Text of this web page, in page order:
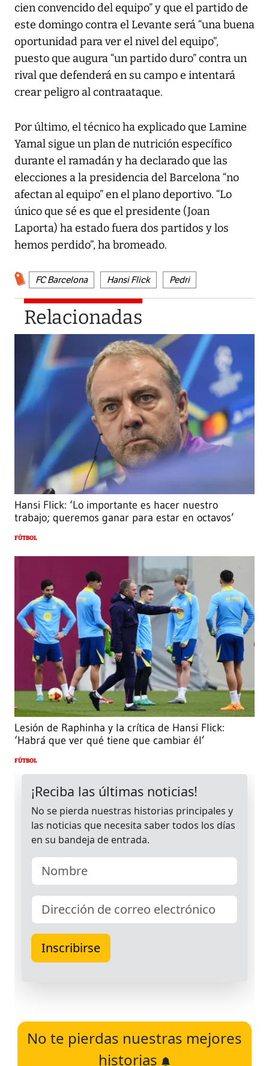
cien convencido del equipo” y que el partido de
este domingo contra el Levante será “una buena
oportunidad para ver el nivel del equipo”,
puesto que augura “un partido duro” contra un
rival que defenderá en su campo e intentará
crear peligro al contraataque.
Por último, el técnico ha explicado que Lamine
Yamal sigue un plan de nutrición específico
durante el ramadán y ha declarado que las
elecciones a la presidencia del Barcelona “no
afectan al equipo” en el plano deportivo. “Lo
único que sé es que el presidente (Joan
Laporta) ha estado fuera dos partidos y los
hemos perdido”, ha bromeado.
FC Barcelona Hansi Flick Pedri
Relacionadas
Hansi Flick: ‘Lo importante es hacer nuestro
trabajo; queremos ganar para estar en octavos’
FÚTBOL
Lesión de Raphinha y la crítica de Hansi Flick:
‘Habrá que ver qué tiene que cambiar él’
FÚTBOL
No te pierdas nuestras mejores
historias